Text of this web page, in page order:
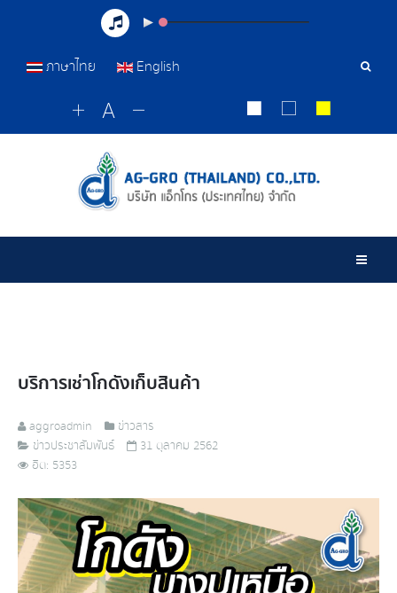
เครื่อ
ภาษาไทย English
บริการเช่าโกดังเก็บสินค้า
aggroadmin
ข่าวสาร
ข่าวประชาสัมพันธ์
31 ตุลาคม 2562
ฮิต: 5353